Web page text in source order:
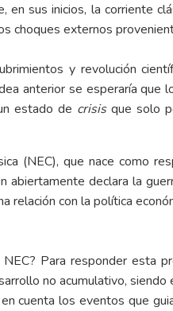
sus inicios, la corriente
choques externos
y revolución
anterior se esperaría que
estado de crisisque solo
(NEC), que nace como
declara la
con la política
Para responder esta
no acumulativo,
cuenta los eventos que